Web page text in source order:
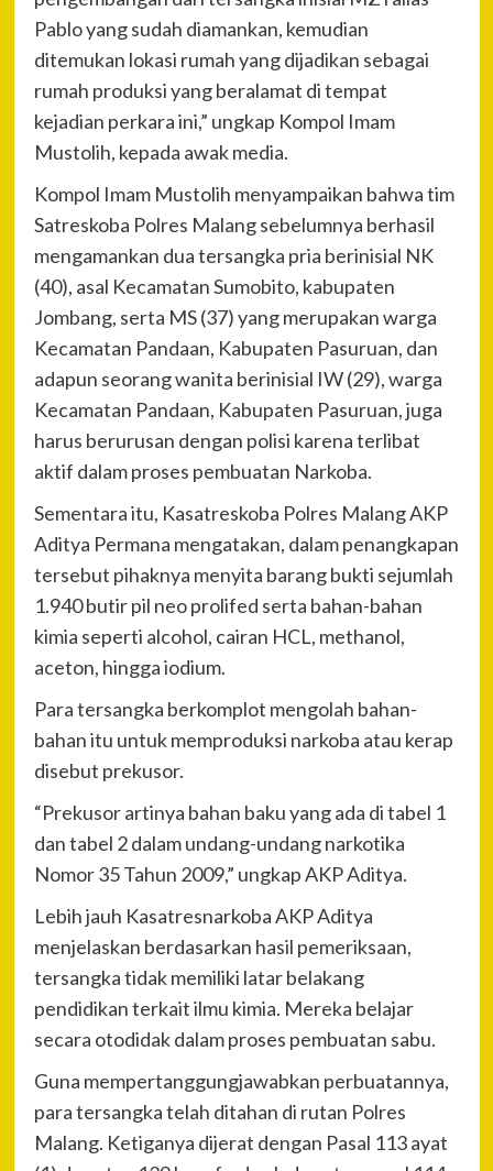
Pablo yang sudah diamankan, kemudian
ditemukan lokasi rumah yang dijadikan sebagai
rumah produksi yang beralamat di tempat
kejadian perkara ini,” ungkap Kompol Imam
Mustolih, kepada awak media.
Kompol Imam Mustolih menyampaikan bahwa tim
Satreskoba Polres Malang sebelumnya berhasil
mengamankan dua tersangka pria berinisial NK
(40), asal Kecamatan Sumobito, kabupaten
Jombang, serta MS (37) yang merupakan warga
Kecamatan Pandaan, Kabupaten Pasuruan, dan
adapun seorang wanita berinisial IW (29), warga
Kecamatan Pandaan, Kabupaten Pasuruan, juga
harus berurusan dengan polisi karena terlibat
aktif dalam proses pembuatan Narkoba.
Sementara itu, Kasatreskoba Polres Malang AKP
Aditya Permana mengatakan, dalam penangkapan
tersebut pihaknya menyita barang bukti sejumlah
1.940 butir pil neo prolifed serta bahan-bahan
kimia seperti alcohol, cairan HCL, methanol,
aceton, hingga iodium.
Para tersangka berkomplot mengolah bahan-
bahan itu untuk memproduksi narkoba atau kerap
disebut prekusor.
“Prekusor artinya bahan baku yang ada di tabel 1
dan tabel 2 dalam undang-undang narkotika
Nomor 35 Tahun 2009,” ungkap AKP Aditya.
Lebih jauh Kasatresnarkoba AKP Aditya
menjelaskan berdasarkan hasil pemeriksaan,
tersangka tidak memiliki latar belakang
pendidikan terkait ilmu kimia. Mereka belajar
secara otodidak dalam proses pembuatan sabu.
Guna mempertanggungjawabkan perbuatannya,
para tersangka telah ditahan di rutan Polres
Malang. Ketiganya dijerat dengan Pasal 113 ayat